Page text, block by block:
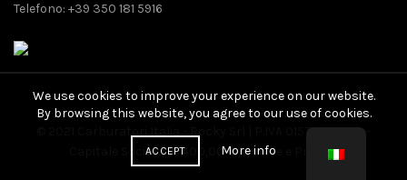
Telefono: +39 350 181 5916
© 2021 Carburatori Italia - Rocky Srl | P.IVA 01571080389 -
Capitale Sociale: 10.400,00 € |Cookie Privacy
We use cookies to improve your experience on our website.
By browsing this website, you agree to our use of cookies.
ACCEPT More info